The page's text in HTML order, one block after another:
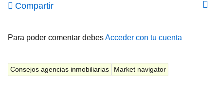
Compartir
Para poder comentar debesAcceder con tu cuenta
Consejos agencias inmobiliarias Market navigator